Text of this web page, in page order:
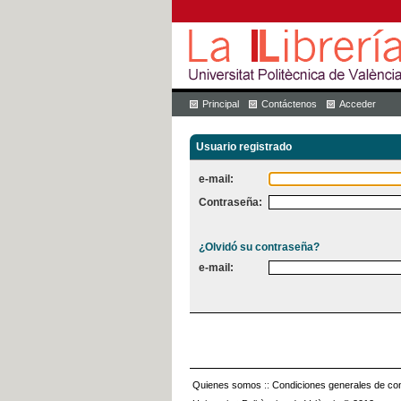
Principal Contáctenos Acceder
Usuario registrado
e-mail:
Contraseña:
¿Olvidó su contraseña?
e-mail:
Quienes somos :: Condiciones generales de